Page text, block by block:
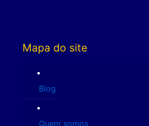
Mapa do site
Blog
Quem somos